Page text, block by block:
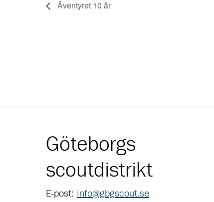
Äventyret 10 år
Göteborgs
scoutdistrikt
E-post: info@gbgscout.se